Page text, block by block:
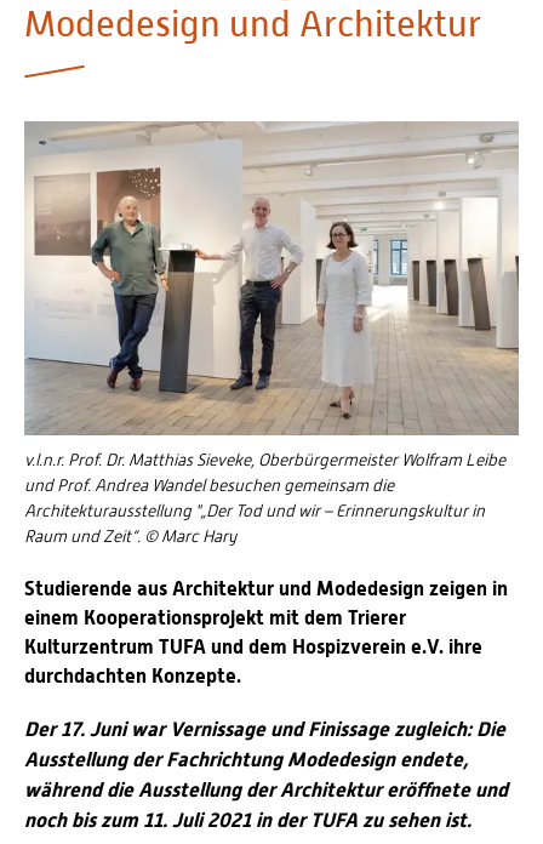
Personalvertretungen
Schwerbehindertenvertretungen
Personalentwicklung
Personensuche
Modedesign und Architektur
v.l.n.r. Prof. Dr. Matthias Sieveke, Oberbürgermeister Wolfram Leibe
und Prof. Andrea Wandel besuchen gemeinsam die
Architekturausstellung "„Der Tod und wir – Erinnerungskultur in
Raum und Zeit“. © Marc Hary
Studierende aus Architektur und Modedesign zeigen in
einem Kooperationsprojekt mit dem Trierer
Kulturzentrum TUFA und dem Hospizverein e.V. ihre
durchdachten Konzepte.
Der 17. Juni war Vernissage und Finissage zugleich: Die
Ausstellung der Fachrichtung Modedesign endete,
während die Ausstellung der Architektur eröffnete und
noch bis zum 11. Juli 2021 in der TUFA zu sehen ist.